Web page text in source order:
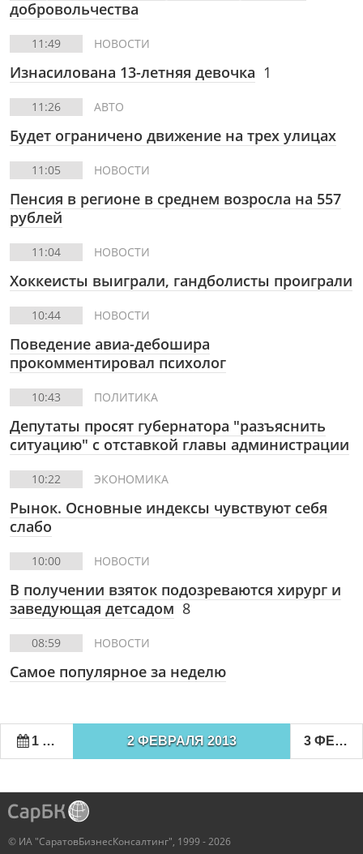
добровольчества
11:49 НОВОСТИ
Изнасилована 13-летняя девочка 1
11:26 АВТО
Будет ограничено движение на трех улицах
11:05 НОВОСТИ
Пенсия в регионе в среднем возросла на 557
рублей
11:04 НОВОСТИ
Хоккеисты выиграли, гандболисты проиграли
10:44 НОВОСТИ
Поведение авиа-дебошира
прокомментировал психолог
10:43 ПОЛИТИКА
Депутаты просят губернатора "разъяснить
ситуацию" с отставкой главы администрации
10:22 ЭКОНОМИКА
Рынок. Основные индексы чувствуют себя
слабо
10:00 НОВОСТИ
В получении взяток подозреваются хирург и
заведующая детсадом 8
08:59 НОВОСТИ
Самое популярное за неделю
1 ФЕВРАЛЯ 2013 2 ФЕВРАЛЯ 2013 3 ФЕВРАЛЯ 2013
© ИА "СаратовБизнесКонсалтинг", 1999 - 2026